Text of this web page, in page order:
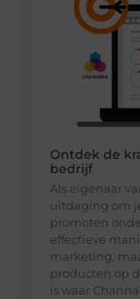
Ontdek de
bedrijf
Als eigenaar
uitdaging om
promoten
effectieve
marketing,
producten op
is waar